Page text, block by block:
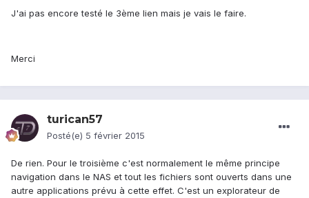
J'ai pas encore testé le 3ème lien mais je vais le faire.
Merci
turican57
Posté(e) 5 février 2015
De rien. Pour le troisième c'est normalement le même principe
navigation dans le NAS et tout les fichiers sont ouverts dans une
autre applications prévu à cette effet. C'est un explorateur de